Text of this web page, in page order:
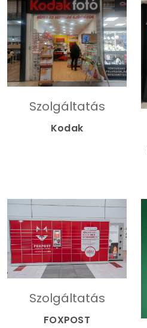
Szolgáltatás
Kodak
Szolgáltatás
FOXPOST